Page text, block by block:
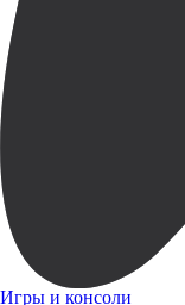
Игры и консоли